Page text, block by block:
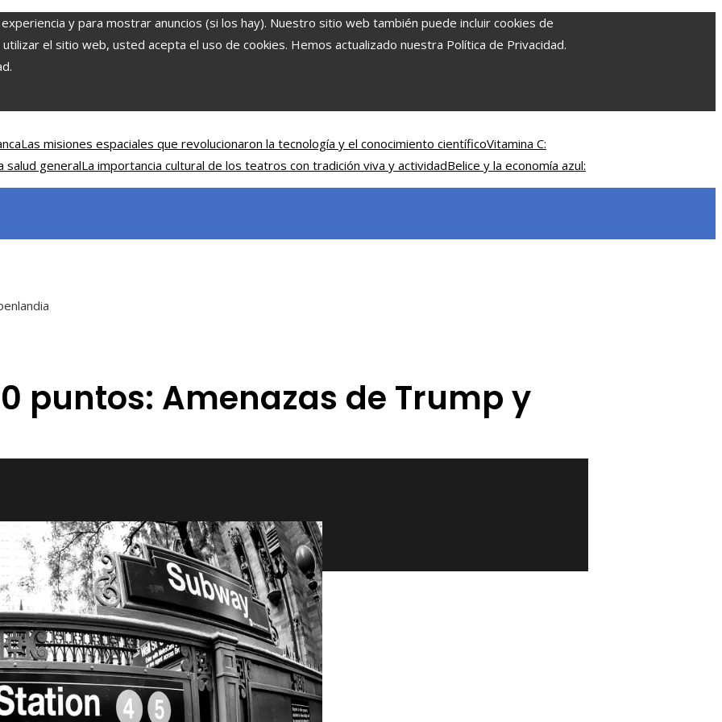
y para mostrar anuncios (si los hay). Nuestro sitio web también puede incluir cookies de
el sitio web, usted acepta el uso de cookies. Hemos actualizado nuestra Política de Privacidad.
Las misiones espaciales que revolucionaron la tecnología y el conocimiento científicoVitamina C:
salud generalLa importancia cultural de los teatros con tradición viva y actividadBelice y la economía azul:
puntos: Amenazas de Trump y